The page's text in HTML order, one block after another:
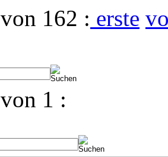
162 : erste
1 :